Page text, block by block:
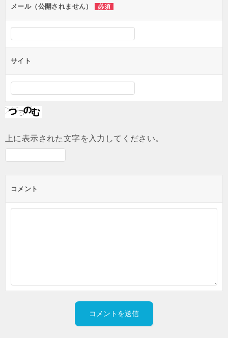
ンメール（公開されません） 必須
サイト
上に表示された文字を入力してください。
コメント